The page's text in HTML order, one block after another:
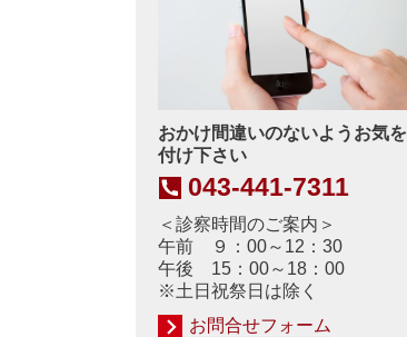
おかけ間違いのないようお気を
付け下さい
043-441-7311
＜診察時間のご案内＞
午前 ９：00～12：30
午後 15：00～18：00
※土日祝祭日は除く
お問合せフォーム